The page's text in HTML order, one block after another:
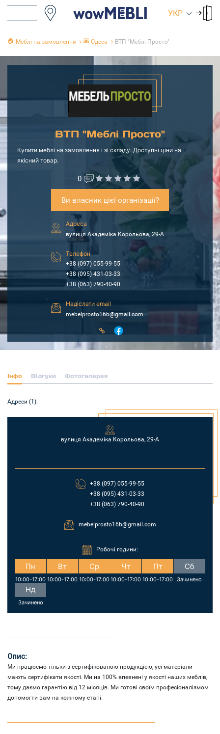
УКР
🏠 Меблі на замовлення 🌇 Одеса ВТП "Меблі Просто"
ВТП "Меблі Просто"
Купити меблі на замовлення і зі складу. Доступні ціни на
якісний товар.
0
Ви власник цієї організації?
Адреса
вулиця Академіка Корольова, 29-А
Телефон
+38 (097) 055-99-55
+38 (095) 431-03-33
+38 (063) 790-40-90
Надіслати email
mebelprosto16b@gmail.com
Інфо Відгуки Фотогалерея
Адреси (1):
вулиця Академіка Корольова, 29-А
+38 (097) 055-99-55
+38 (095) 431-03-33
+38 (063) 790-40-90
mebelprosto16b@gmail.com
Робочі години:
Пн
10:00-17:00
Вт
10:00-17:00
Ср
10:00-17:00
Чт
10:00-17:00
Пт
10:00-17:00
Сб
Зачинено
Нд
Зачинено
Опис:
Ми працюємо тільки з сертифікованою продукцією, усі матеріали
мають сертифікати якості. Ми на 100% впевнені у якості наших меблів,
тому даємо гарантію від 12 місяців. Ми готові своїм професіоналізмом
допомогти вам на кожному етапі.